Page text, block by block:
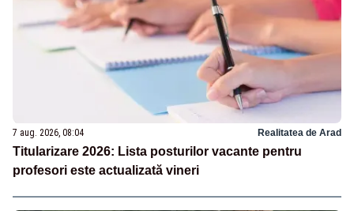
7 aug. 2026, 08:04 Realitatea de Arad
Titularizare 2026: Lista posturilor vacante pentru
profesori este actualizată vineri